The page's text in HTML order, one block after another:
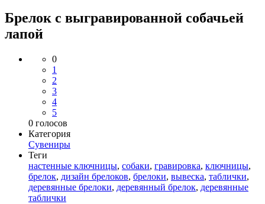
Брелок с выгравированной собачьей
лапой
0
1
2
3
4
5
0 голосов
Категория
Сувениры
Теги
настенные ключницы, собаки, гравировка, ключницы,
брелок, дизайн брелоков, брелоки, вывеска, таблички,
деревянные брелоки, деревянный брелок, деревянные
таблички